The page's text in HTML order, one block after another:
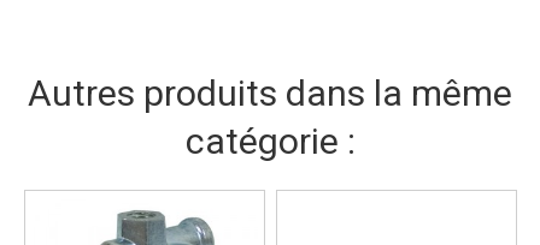
Autres produits dans la même
catégorie :